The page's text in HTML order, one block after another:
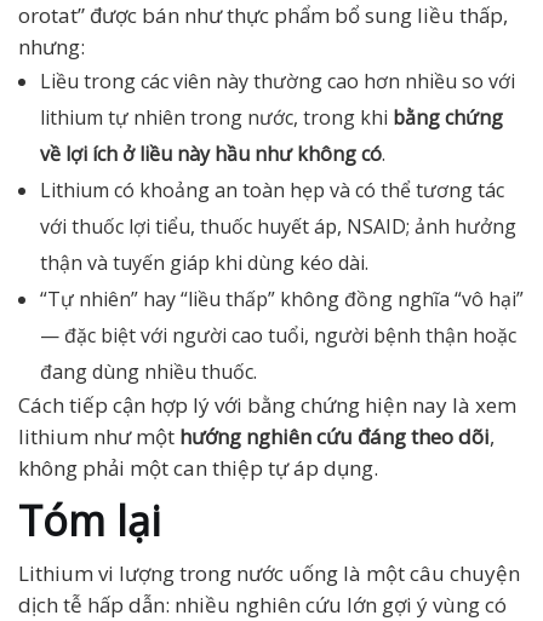
orotat” được bán như thực phẩm bổ sung liều thấp,
nhưng:
Liều trong các viên này thường cao hơn nhiều so với
lithium tự nhiên trong nước, trong khi bằng chứng
về lợi ích ở liều này hầu như không có.
Lithium có khoảng an toàn hẹp và có thể tương tác
với thuốc lợi tiểu, thuốc huyết áp, NSAID; ảnh hưởng
thận và tuyến giáp khi dùng kéo dài.
“Tự nhiên” hay “liều thấp” không đồng nghĩa “vô hại”
— đặc biệt với người cao tuổi, người bệnh thận hoặc
đang dùng nhiều thuốc.
Cách tiếp cận hợp lý với bằng chứng hiện nay là xem
lithium như một hướng nghiên cứu đáng theo dõi,
không phải một can thiệp tự áp dụng.
Tóm lại
Lithium vi lượng trong nước uống là một câu chuyện
dịch tễ hấp dẫn: nhiều nghiên cứu lớn gợi ý vùng có